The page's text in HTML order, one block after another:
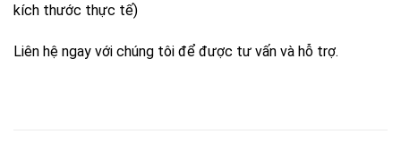
kích thước thực tế)
Liên hệ ngay với chúng tôi để được tư vấn và hỗ trợ.